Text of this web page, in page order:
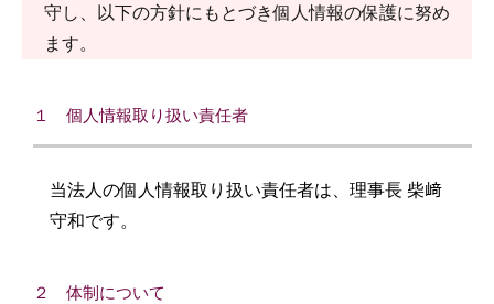
守し、以下の方針にもとづき個人情報の保護に努め
ます。
１ 個人情報取り扱い責任者
当法人の個人情報取り扱い責任者は、理事長 柴﨑
守和です。
２ 体制について